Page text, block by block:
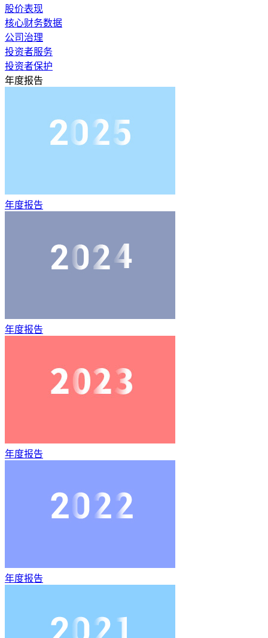
股价表现
核心财务数据
公司治理
投资者服务
投资者保护
年度报告
年度报告
年度报告
年度报告
年度报告